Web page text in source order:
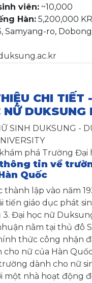
viên: ~10,000
Hàn: 5,200,000
Samyang-ro,
CHI TIẾT
DUKSUNG
phá Trường Đại
thông tin về
Quốc
thành lập vào năm
tiến giáo dục phát
3. Đại học nữ
nằm tại thủ đô
thức công nhận
cho nữ của Hàn
dành cho nữ
một nhà hoạt động